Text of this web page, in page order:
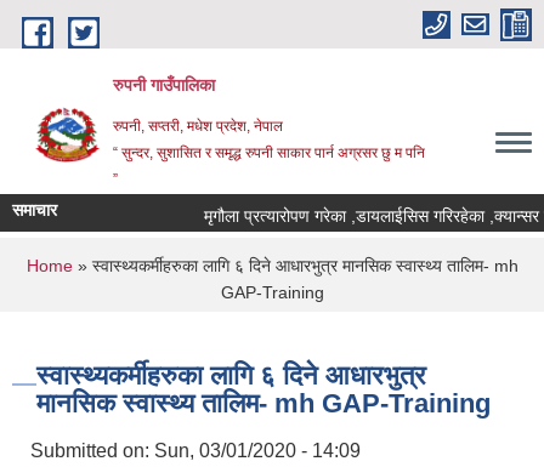
Skip to main content
रुपनी गाउँपालिका
रुपनी, सप्तरी, मधेश प्रदेश, नेपाल
“ सुन्दर, सुशासित र समृद्ध रुपनी साकार पार्न अग्रसर छु म पनि
”
समाचार मृगौला प्रत्यारोपण गरेका ,डायलाईसिस गरिरहेका
You are here
Home» स्वास्थ्यकर्मीहरुका लागि ६ दिने आधारभुत्र मानसिक स्वास्थ्य तालिम- mh
GAP-Training
स्वास्थ्यकर्मीहरुका लागि ६ दिने आधारभुत्र
मानसिक स्वास्थ्य तालिम- mh GAP-Training
Submitted on: Sun, 03/01/2020 - 14:09